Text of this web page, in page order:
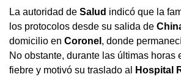
La autoridad de Salud indicó que la
los protocolos desde su salida de
domicilio en Coronel , donde
No obstante, durante las últimas horas
fiebre y motivó su traslado al
Hospital